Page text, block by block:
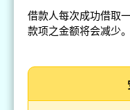
借款人每次成功借取
款项之金额将会减少。